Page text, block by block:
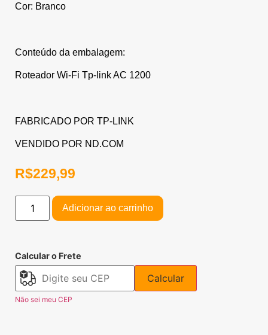
Cor: Branco
Conteúdo da embalagem:
Roteador Wi-Fi Tp-link AC 1200
FABRICADO POR TP-LINK
VENDIDO POR ND.COM
R$229,99
Adicionar ao carrinho
Calcular o Frete
Calcular
Não sei meu CEP